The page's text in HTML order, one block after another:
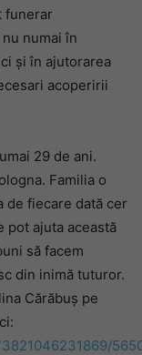
funerar
numai în
și în ajutorarea
acoperirii
29 de ani.
Familia o
de fiecare dată cer
pot ajuta această
să facem
din inimă tuturor.
Cărăbuș pe